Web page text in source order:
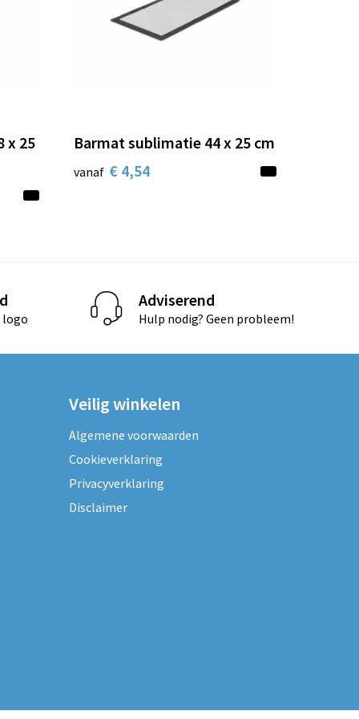
x 25 Barmat sublimatie 44 x 25 cm
vanaf € 4,54
logo
Adviserend
Hulp nodig? Geen probleem!
Veilig winkelen
Algemene voorwaarden
Cookieverklaring
Privacyverklaring
Disclaimer